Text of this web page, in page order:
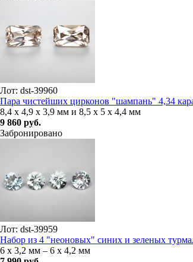
Лот: dst-39960
Пара чистейших цирконов "шампань" 4,34
8,4 х 4,9 х 3,9 мм и 8,5 х 5 х 4,4 мм
9 860 руб.
Забронировано
Лот: dst-39959
Набор из 4 "неоновых" синих и зеленых
6 х 3,2 мм – 6 х 4,2 мм